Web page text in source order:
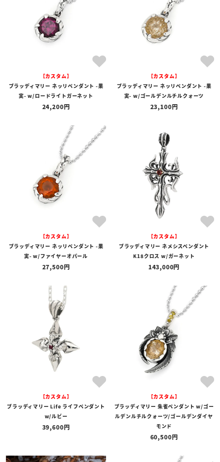
【カスタム】
ブラッディマリー ネッリペンダント -果
実- w/ロードライトガーネット
24,200
【カスタム】
ブラッディマリー ネッリペンダント -果
実- w/ゴールデンルチルクォーツ
23,100
【カスタム】
ブラッディマリー ネッリペンダント -果
実- w/ファイヤーオパール
27,500
【カスタム】
ブラッディマリー ネメシスペンダント
K18クロス w/ガーネット
143,000
【カスタム】
ブラッディマリー Life ライフペンダント
w/ルビー
39,600
【カスタム】
ブラッディマリー 朱雀ペンダント w/ゴー
ルデンルチルクォーツ/ゴールデンダイヤ
モンド
60,500